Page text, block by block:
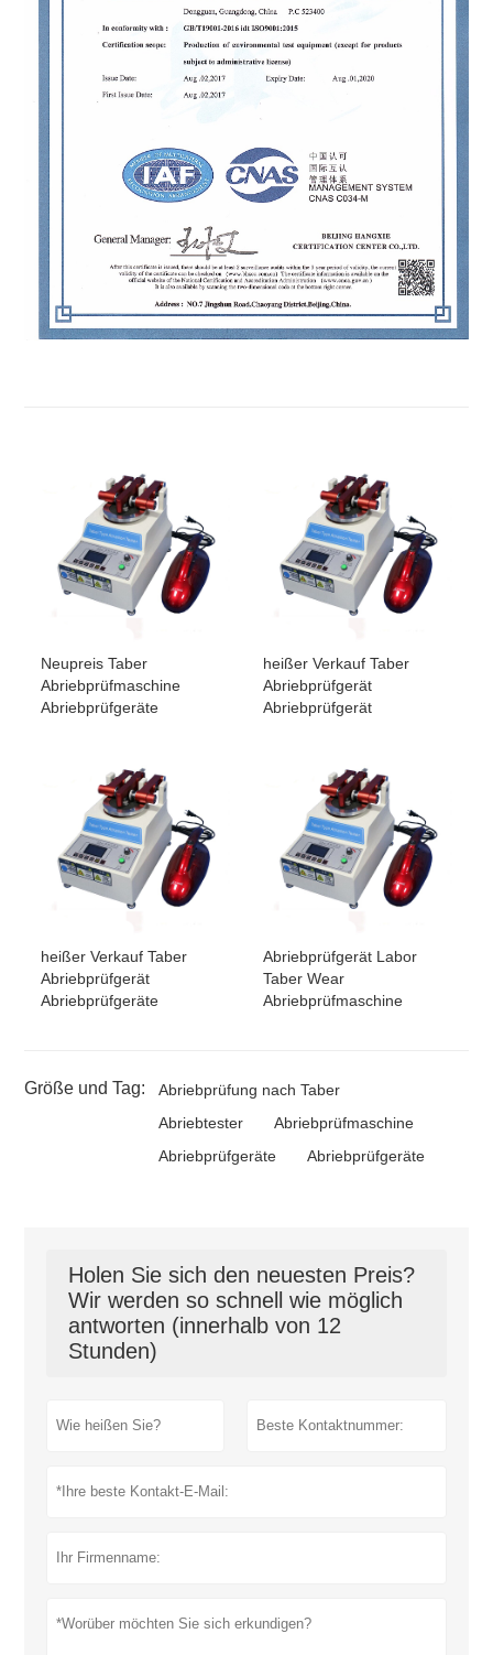
Neupreis Taber
Abriebprüfmaschine
Abriebprüfgeräte
heißer Verkauf Taber
Abriebprüfgerät
Abriebprüfgerät
heißer Verkauf Taber
Abriebprüfgerät
Abriebprüfgeräte
Abriebprüfgerät Labor
Taber Wear
Abriebprüfmaschine
Größe und Tag:
Abriebprüfung nach Taber
Abriebtester
Abriebprüfmaschine
Abriebprüfgeräte
Abriebprüfgeräte
Holen Sie sich den neuesten Preis?
Wir werden so schnell wie möglich
antworten (innerhalb von 12
Stunden)